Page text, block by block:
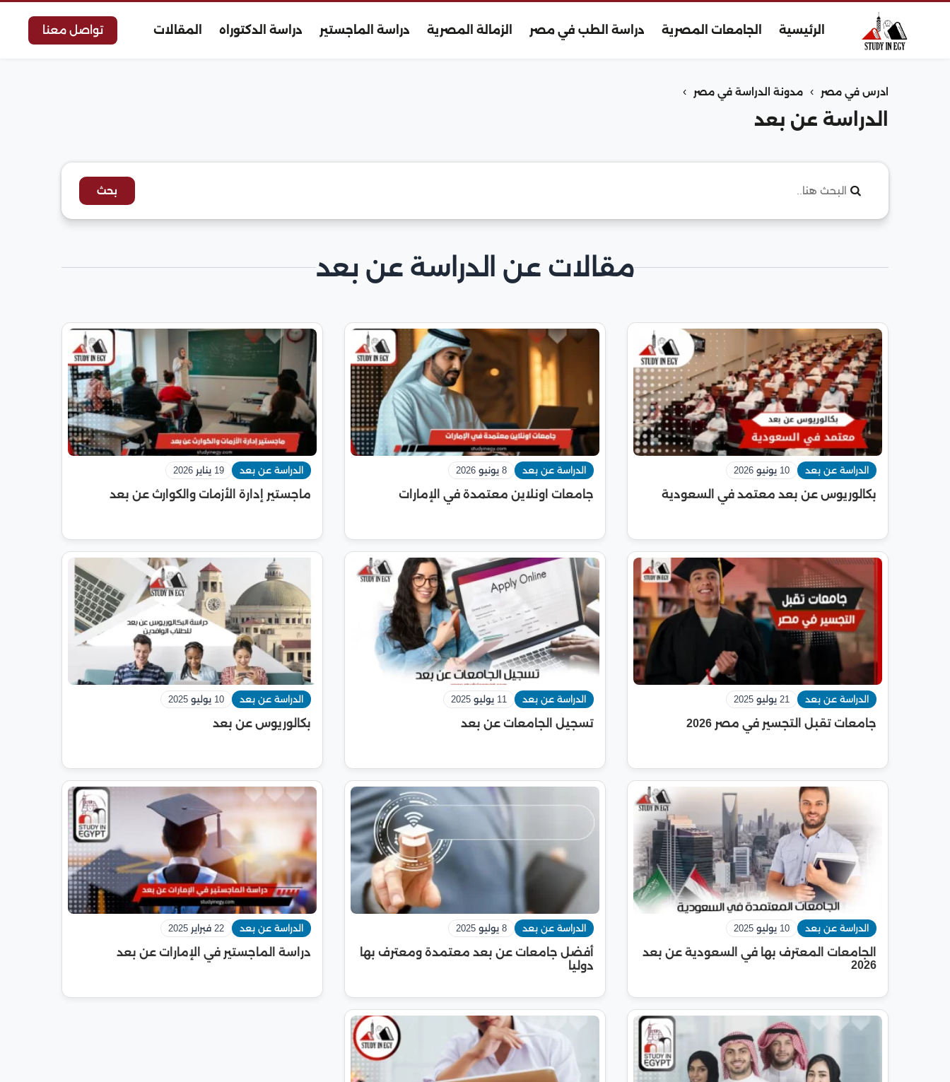
الرئيسية الجامعات المصرية دراسة الطب في مصر الزمالة المصرية دراسة الماجستير دراسة الدكتوراه المقالات تواصل معنا
ادرس في مصر › مدونة الدراسة في مصر ›
الدراسة عن بعد
بحث
مقالات عن الدراسة عن بعد
الدراسة عن بعد 10 يونيو 2026
بكالوريوس عن بعد معتمد في السعودية
الدراسة عن بعد 8 يونيو 2026
جامعات اونلاين معتمدة في الإمارات
الدراسة عن بعد 19 يناير 2026
ماجستير إدارة الأزمات والكوارث عن بعد
الدراسة عن بعد 21 يوليو 2025
جامعات تقبل التجسير في مصر 2026
الدراسة عن بعد 11 يوليو 2025
تسجيل الجامعات عن بعد
الدراسة عن بعد 10 يوليو 2025
بكالوريوس عن بعد
الدراسة عن بعد 10 يوليو 2025
الجامعات المعترف بها في السعودية عن بعد
2026
الدراسة عن بعد 8 يوليو 2025
أفضل جامعات عن بعد معتمدة ومعترف بها
دوليا
الدراسة عن بعد 22 فبراير 2025
دراسة الماجستير في الإمارات عن بعد